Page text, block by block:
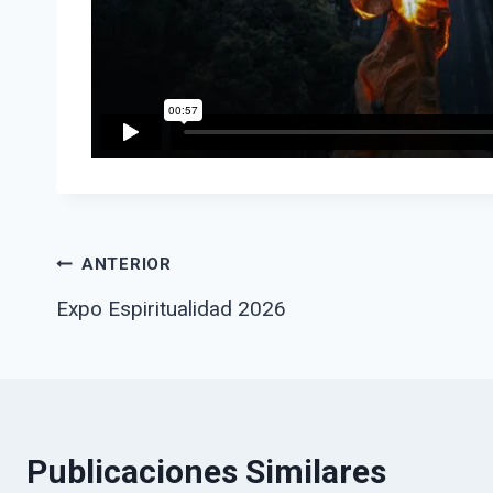
ANTERIOR
Expo Espiritualidad 2026
Publicaciones Similares